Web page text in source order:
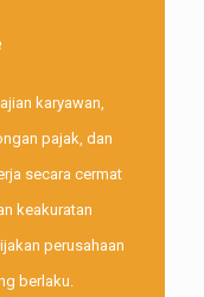
karyawan,
pajak, dan
secara cermat
keakuratan
perusahaan
berlaku.